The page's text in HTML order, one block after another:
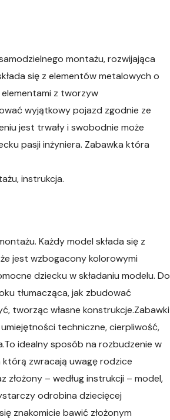
montażu, rozwijająca
się z elementów metalowych o
z tworzyw
wyjątkowy pojazd zgodnie ze
jest trwały i swobodnie może
pasji inżyniera. Zabawka która
instrukcja.
Każdy model składa się z
jest wzbogacony kolorowymi
dziecku w składaniu modelu. Do
tłumacząca, jak zbudować
tworząc własne konstrukcje.Zabawki
techniczne, cierpliwość,
idealny sposób na rozbudzenie w
zwracają uwagę rodzice
– według instrukcji – model,
odrobina dziecięcej
znakomicie bawić złożonym